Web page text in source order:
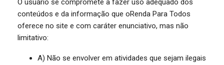
O usuário se compromete a fazer uso adequado dos
conteúdos e da informação que oRenda Para Todos
oferece no site e com caráter enunciativo, mas não
limitativo:
A) Não se envolver em atividades que sejam ilegais